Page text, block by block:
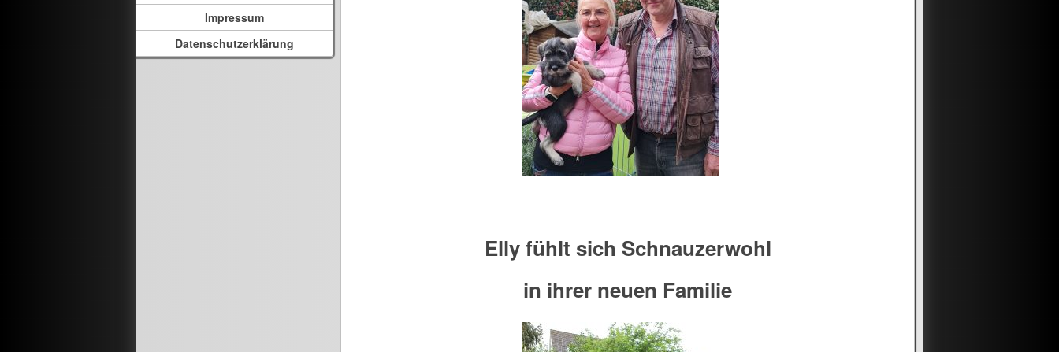
Impressum
Datenschutzerklärung
Elly fühlt sich Schnauzerwohl
in ihrer neuen Familie